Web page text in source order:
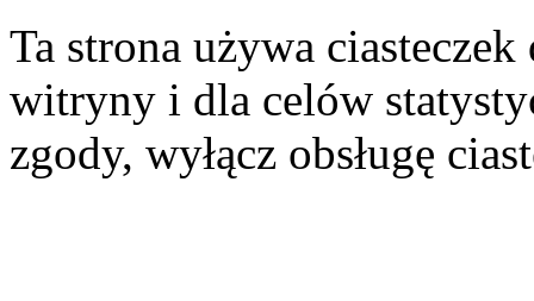
Ta strona używa
witryny i dla celów
zgody, wyłącz obsługę